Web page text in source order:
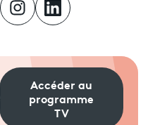
Accéder au
programme
TV